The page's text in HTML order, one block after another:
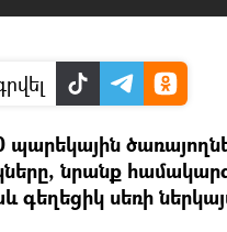
պարեկային
նրանք
գեղեցիկ սեռի